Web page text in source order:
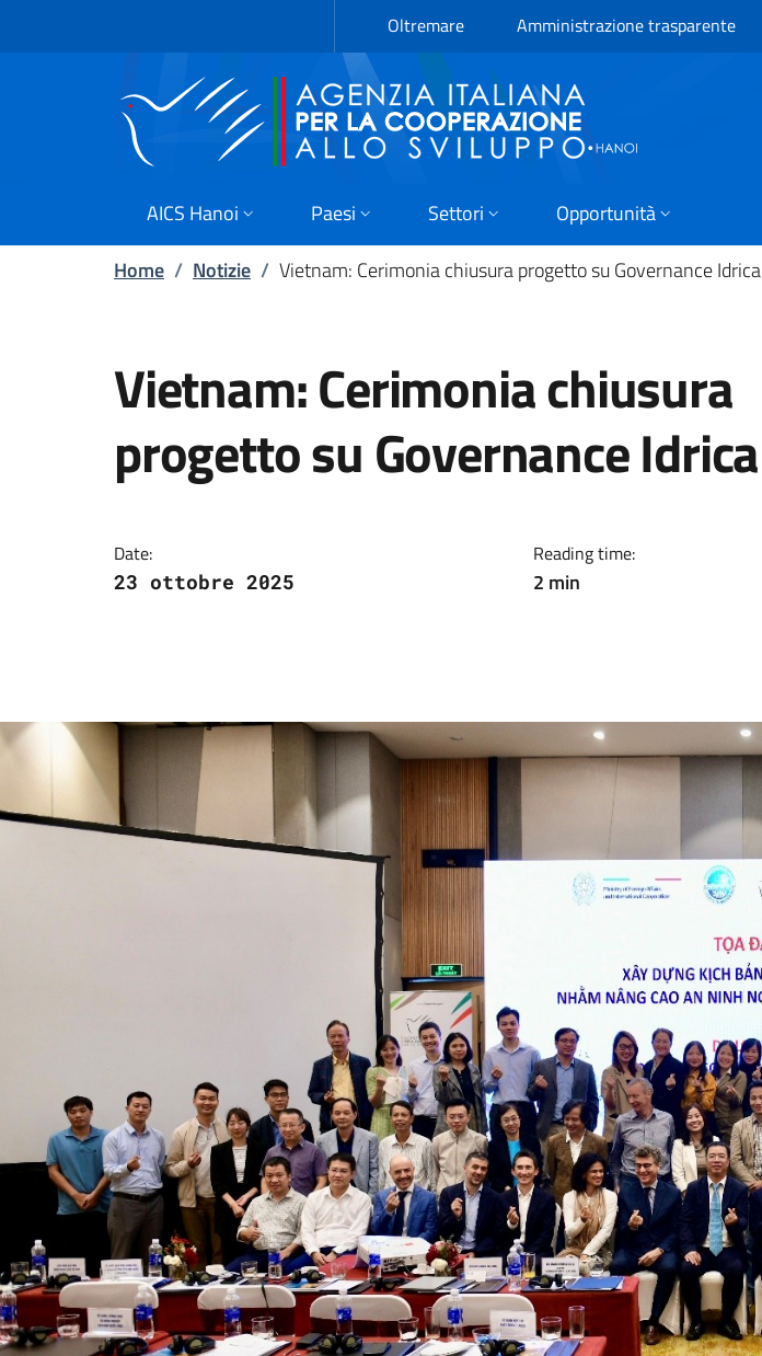
Oltremare Amministrazione trasparente
AICS Hanoi Paesi Settori Opportunità
Home / Notizie / Vietnam: Cerimonia chiusura progetto su Governance Idrica
Vietnam: Cerimonia chiusura
progetto su Governance Idrica
Date:
23 ottobre 2025
Reading time:
2 min